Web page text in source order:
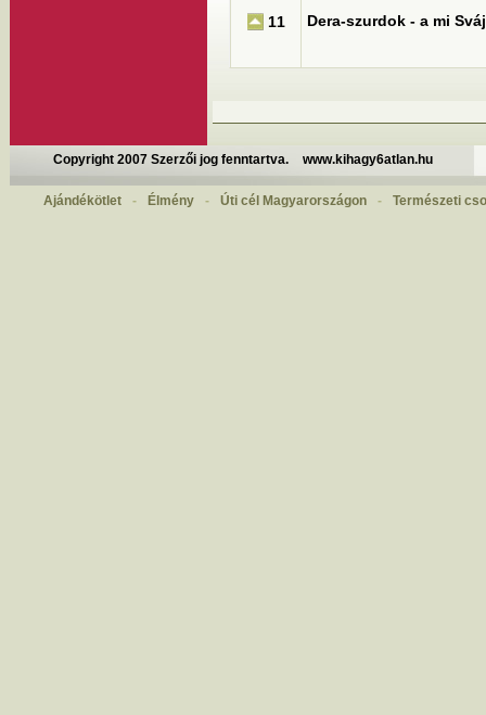
11 Dera-szurdok - a mi
Copyright 2007 Szerzői jog fenntartva. www.kihagy6atlan.hu
Ajándékötlet - Élmény - Úti cél Magyarországon - Természeti